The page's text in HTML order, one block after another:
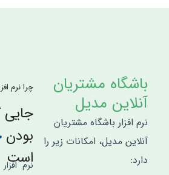
باشگاه مشتریان
آنلاین مدیل
نرم افزار باشگاه مشتریان
آنلاین مدیل، امکانات زیر را
دارد:
چرا نرم
بودن
است
نرم